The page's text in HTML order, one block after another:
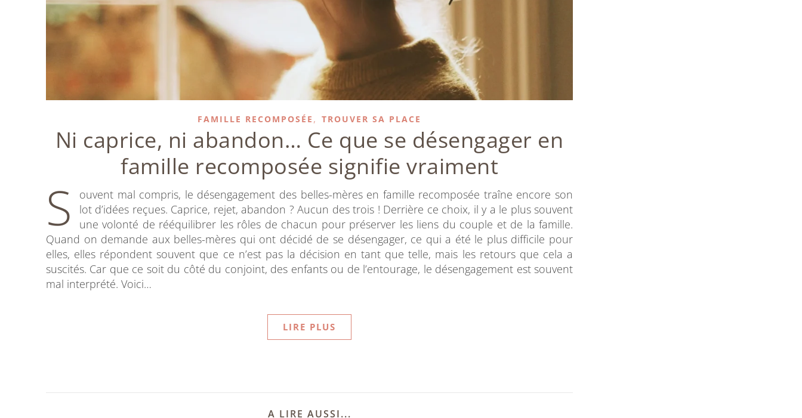
FAMILLE RECOMPOSÉE , TROUVER SA PLACE
Ni caprice, ni abandon… Ce que se désengager en
famille recomposée signifie vraiment
S
ouvent mal compris, le désengagement des belles-mères en famille recomposée traîne encore son
lot d’idées reçues. Caprice, rejet, abandon ? Aucun des trois ! Derrière ce choix, il y a le plus souvent
une volonté de rééquilibrer les rôles de chacun pour préserver les liens du couple et de la famille.
Quand on demande aux belles-mères qui ont décidé de se désengager, ce qui a été le plus difficile pour
elles, elles répondent souvent que ce n’est pas la décision en tant que telle, mais les retours que cela a
suscités. Car que ce soit du côté du conjoint, des enfants ou de l’entourage, le désengagement est souvent
mal interprété. Voici…
LIRE PLUS
A LIRE AUSSI...